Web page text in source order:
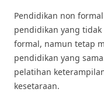
Pendidikan non
pendidikan yang
formal, namun tetap
pendidikan yang
pelatihan
kesetaraan.